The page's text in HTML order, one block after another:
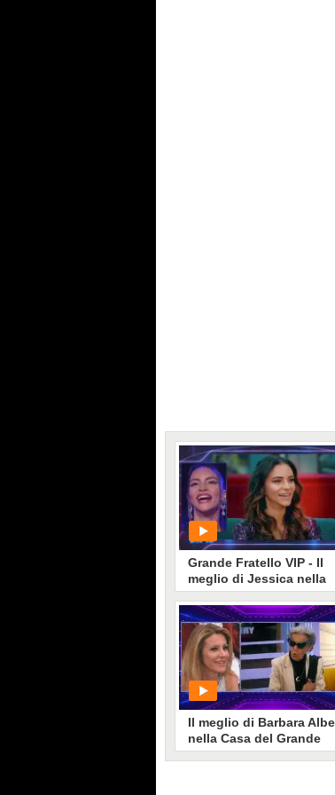
Grande Fratello VIP - Il
meglio di Jessica nella
Casa
PLAY
16• diMediaset
Il meglio di Barbara
nella Casa del Grande
Fratello Vip